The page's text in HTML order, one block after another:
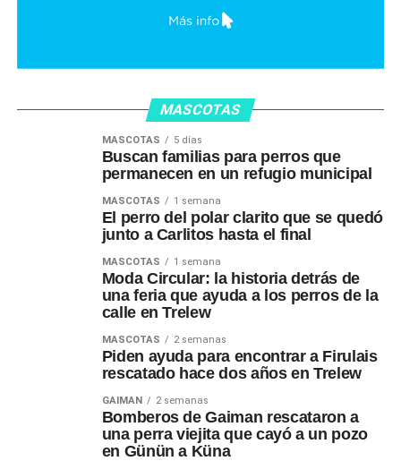
MASCOTAS
MASCOTAS 5 días
Buscan familias para perros que
permanecen en un refugio municipal
MASCOTAS 1 semana
El perro del polar clarito que se quedó
junto a Carlitos hasta el final
MASCOTAS 1 semana
Moda Circular: la historia detrás de
una feria que ayuda a los perros de la
calle en Trelew
MASCOTAS 2 semanas
Piden ayuda para encontrar a Firulais
rescatado hace dos años en Trelew
GAIMAN 2 semanas
Bomberos de Gaiman rescataron a
una perra viejita que cayó a un pozo
en Günün a Küna